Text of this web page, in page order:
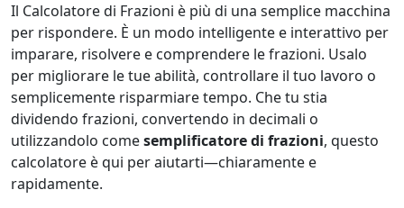
Il Calcolatore di Frazioni è più di una semplice macchina
per rispondere. È un modo intelligente e interattivo per
imparare, risolvere e comprendere le frazioni. Usalo
per migliorare le tue abilità, controllare il tuo lavoro o
semplicemente risparmiare tempo. Che tu stia
dividendo frazioni, convertendo in decimali o
utilizzandolo comesemplificatore di frazioni, questo
calcolatore è qui per aiutarti—chiaramente e
rapidamente.